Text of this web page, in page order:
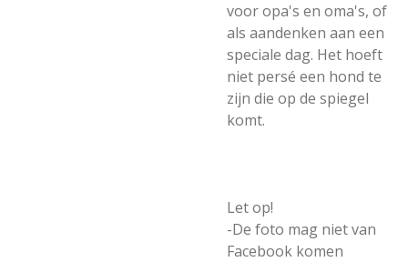
voor opa's en oma's, of
als aandenken aan een
speciale dag. Het hoeft
niet persé een hond te
zijn die op de spiegel
komt.
Let op!
-De foto mag niet van
Facebook komen